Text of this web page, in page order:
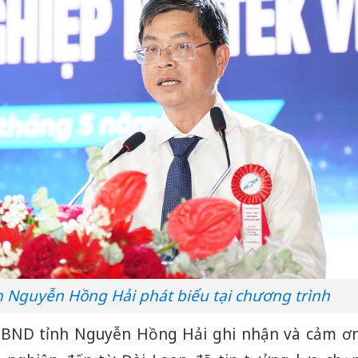
Nguyễn Hồng Hải phát biểu tại chương trình
tỉnh Nguyễn Hồng Hải ghi nhận và cảm